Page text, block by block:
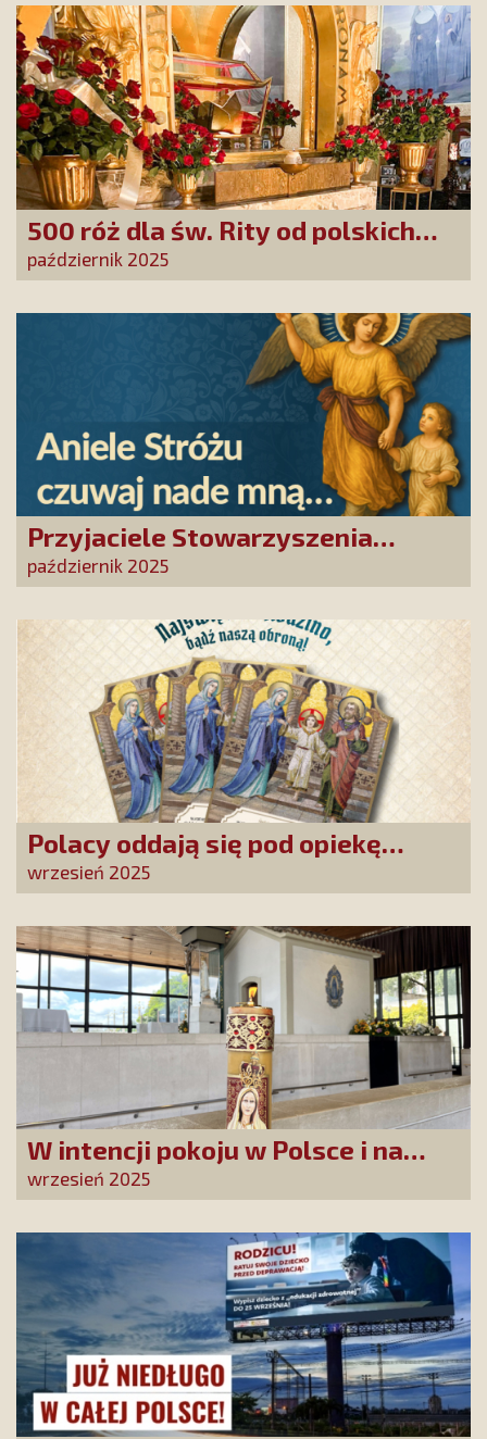
500 róż dla św. Rity od polskich
czcicieli!
październik 2025
Przyjaciele Stowarzyszenia
powierzyli swoje sprawy Aniołowi
Stróżowi!
październik 2025
Polacy oddają się pod opiekę
Najświętszej Rodziny!
wrzesień 2025
W intencji pokoju w Polsce i na
świecie
wrzesień 2025